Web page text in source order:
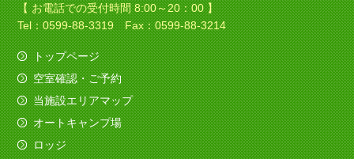
【 お電話での受付時間 8:00～20：00 】
Tel：0599-88-3319 Fax：0599-88-3214
トップページ
空室確認・ご予約
当施設エリアマップ
オートキャンプ場
ロッジ